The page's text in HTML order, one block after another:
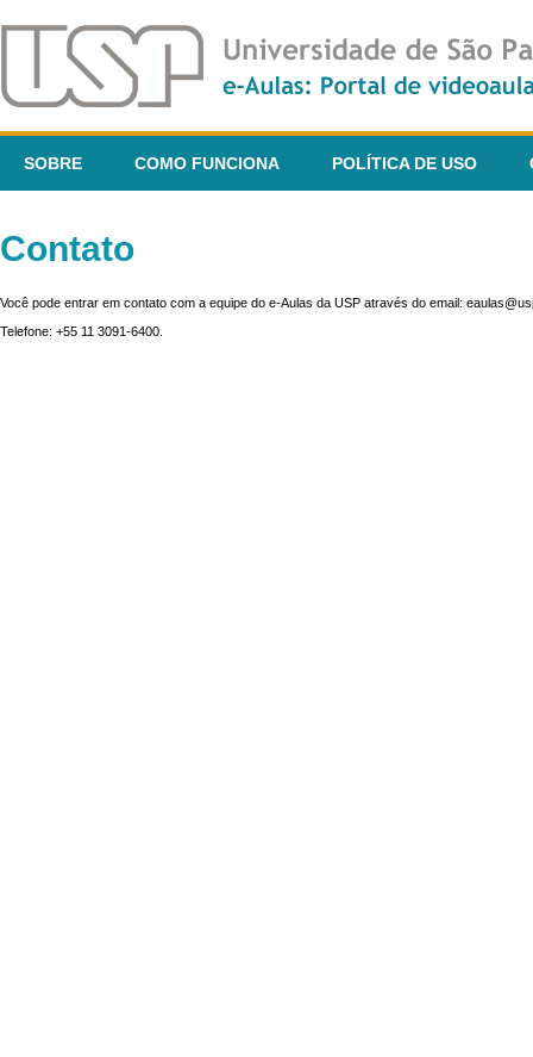
SOBRE COMO FUNCIONA POLÍTICA DE USO
Contato
Você pode entrar em contato com a equipe do e-Aulas da USP através do email:
Telefone: +55 11 3091-6400.